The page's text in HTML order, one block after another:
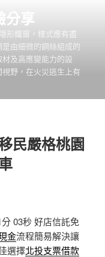
分享
形鐵窗，樣式應有盡
由細微的鋼絲組成的
及高應變能力的設
野，在火災逃生上有
民嚴格桃園
03秒 好店信託免
金流程簡易解決讓
選擇北投支票借款